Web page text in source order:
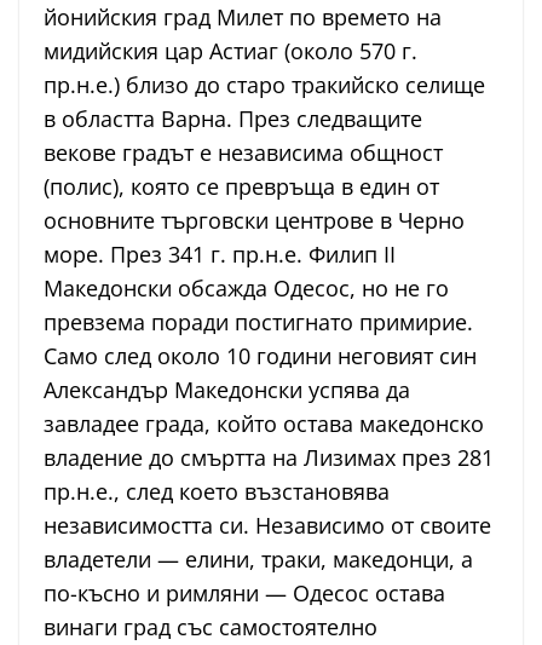
йонийския град Милет по времето на
мидийския цар Астиаг (около 570 г.
пр.н.е.) близо до старо тракийско селище
в областта Варна. През следващите
векове градът е независима общност
(полис), която се превръща в един от
основните търговски центрове в Черно
море. През 341 г. пр.н.е. Филип II
Македонски обсажда Одесос, но не го
превзема поради постигнато примирие.
Само след около 10 години неговият син
Александър Македонски успява да
завладее града, който остава македонско
владение до смъртта на Лизимах през 281
пр.н.е., след което възстановява
независимостта си. Независимо от своите
владетели — елини, траки, македонци, а
по-късно и римляни — Одесос остава
винаги град със самостоятелно